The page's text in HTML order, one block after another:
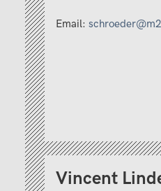
Email:
Vincent